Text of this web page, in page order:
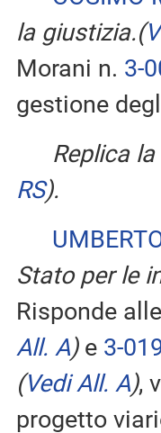
la giustizia.(
Morani n. 3-
gestione
Replica
RS).
Stato per le
Risponde
All. A)e 3-
(Vedi All. A),
progetto